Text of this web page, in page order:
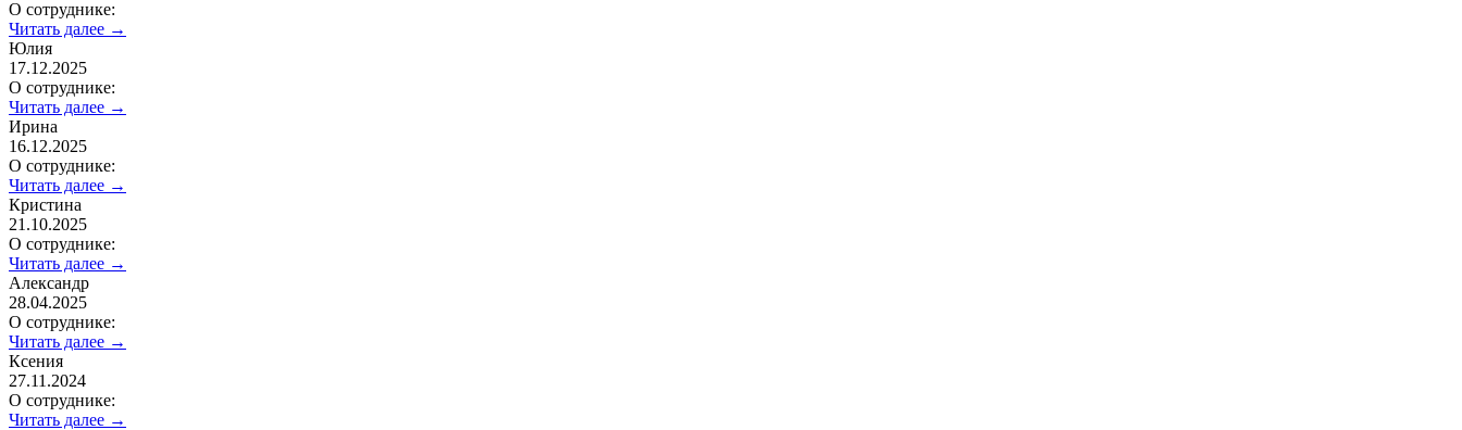
О сотруднике:
Читать далее →
Юлия
17.12.2025
О сотруднике:
Читать далее →
Ирина
16.12.2025
О сотруднике:
Читать далее →
Кристина
21.10.2025
О сотруднике:
Читать далее →
Александр
28.04.2025
О сотруднике:
Читать далее →
Ксения
27.11.2024
О сотруднике:
Читать далее →